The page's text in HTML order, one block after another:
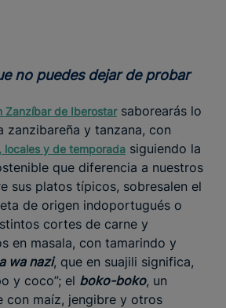
no puedes dejar de probar
Zanzíbar de Iberostarsaborearás lo
zanzibareña y tanzana, con
locales y de temporada siguiendo la
que diferencia a nuestros
sus platos típicos, sobresalen el
de origen indoportugués o
cortes de carne y
en masala, con tamarindo y
wa nazi, que en suajili significa,
y coco”; el boko-boko, un
con maíz, jengibre y otros